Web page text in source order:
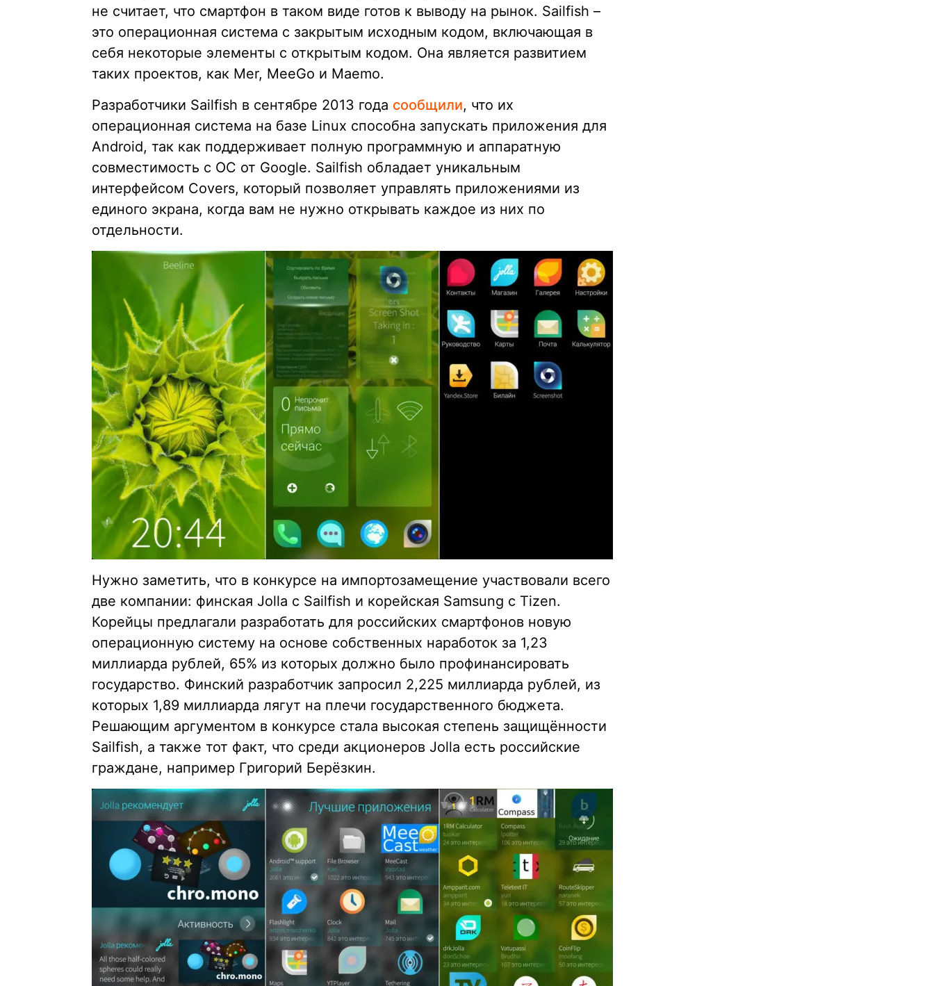
не считает, что смартфон в таком виде готов к выводу на рынок. Sailfish –
это операционная система с закрытым исходным кодом, включающая в
себя некоторые элементы с открытым кодом. Она является развитием
таких проектов, как Mer, MeeGo и Maemo.
Разработчики Sailfish в сентябре 2013 года сообщили, что их
операционная система на базе Linux способна запускать приложения для
Android, так как поддерживает полную программную и аппаратную
совместимость с ОС от Google. Sailfish обладает уникальным
интерфейсом Covers, который позволяет управлять приложениями из
единого экрана, когда вам не нужно открывать каждое из них по
отдельности.
Нужно заметить, что в конкурсе на импортозамещение участвовали всего
две компании: финская Jolla с Sailfish и корейская Samsung с Tizen.
Корейцы предлагали разработать для российских смартфонов новую
операционную систему на основе собственных наработок за 1,23
миллиарда рублей, 65% из которых должно было профинансировать
государство. Финский разработчик запросил 2,225 миллиарда рублей, из
которых 1,89 миллиарда лягут на плечи государственного бюджета.
Решающим аргументом в конкурсе стала высокая степень защищённости
Sailfish, а также тот факт, что среди акционеров Jolla есть российские
граждане, например Григорий Берёзкин.